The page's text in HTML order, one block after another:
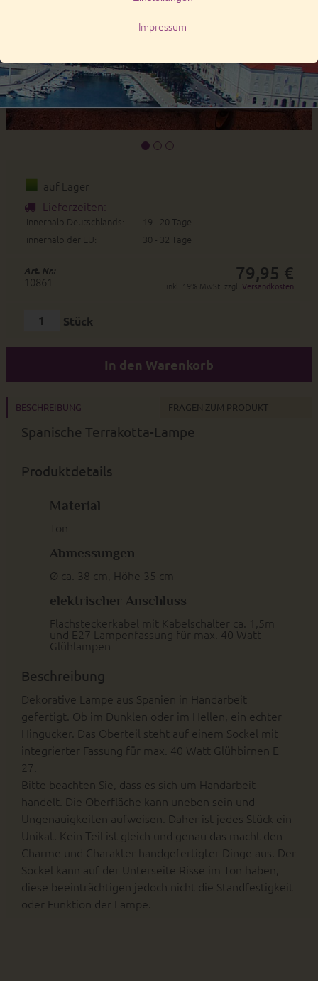
auf Lager
Lieferzeiten:
innerhalb Deutschlands:
19 - 20 Tage
innerhalb der EU:
30 - 32 Tage
Art. Nr.:
10861 79,95 €
inkl. 19% MwSt. zzgl.Versandkosten
Stück
In den Warenkorb
BESCHREIBUNG FRAGEN ZUM PRODUKT
Spanische Terrakotta-Lampe
Produktdetails
Material
Ton
Abmessungen
Ø ca. 38 cm, Höhe 35 cm
elektrischer Anschluss
Flachsteckerkabel mit Kabelschalter ca. 1,5m
und E27 Lampenfassung für max. 40 Watt
Glühlampen
Beschreibung
Dekorative Lampe aus Spanien in Handarbeit
gefertigt. Ob im Dunklen oder im Hellen, ein echter
Hingucker. Das Oberteil steht auf einem Sockel mit
integrierter Fassung für max. 40 Watt Glühbirnen E
27.
Bitte beachten Sie, dass es sich um Handarbeit
handelt. Die Oberfläche kann uneben sein und
Ungenauigkeiten aufweisen. Daher ist jedes Stück ein
Unikat. Kein Teil ist gleich und genau das macht den
Charme und Charakter handgefertigter Dinge aus. Der
Sockel kann auf der Unterseite Risse im Ton haben,
diese beeinträchtigen jedoch nicht die Standfestigkeit
oder Funktion der Lampe.